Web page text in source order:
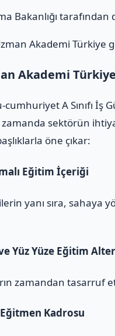
Bakanlığı
Akademi
Akademi Türkiye
cumhuriyet A Sınıfı İş
zamanda sektörün
öne çıkar:
Eğitim İçeriği
yanı sıra, sahaya
Yüz Yüze Eğitim
zamandan
Kadrosu